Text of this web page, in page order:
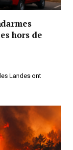
hors de
Landes ont